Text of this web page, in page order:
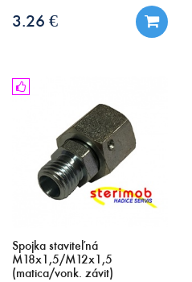
3.26 €
Spojka staviteľná
M18x1,5/M12x1,5
(matica/vonk. závit)